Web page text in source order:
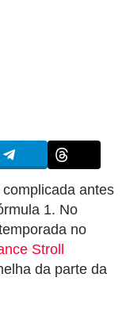
antes
1. No
no
Stroll
da parte da